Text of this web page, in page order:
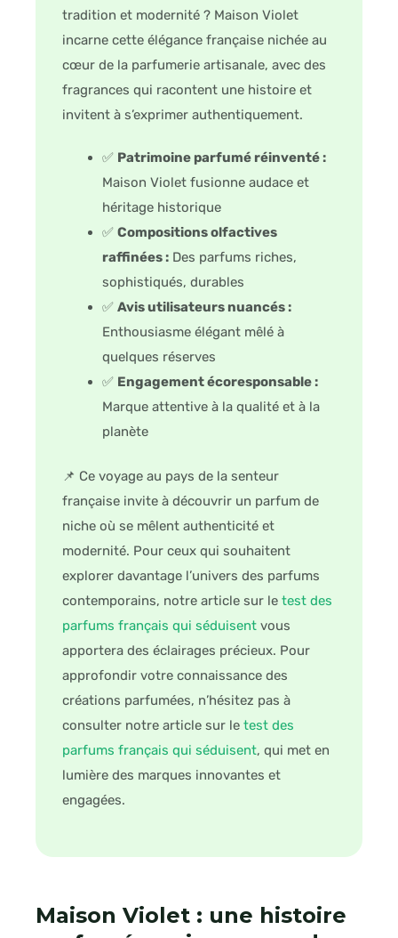
tradition et modernité ? Maison Violet
incarne cette élégance française nichée au
cœur de la parfumerie artisanale, avec des
fragrances qui racontent une histoire et
invitent à s’exprimer authentiquement.
✅ Patrimoine parfumé réinventé :
Maison Violet fusionne audace et
héritage historique
✅ Compositions olfactives
raffinées : Des parfums riches,
sophistiqués, durables
✅ Avis utilisateurs nuancés :
Enthousiasme élégant mêlé à
quelques réserves
✅ Engagement écoresponsable :
Marque attentive à la qualité et à la
planète
📌 Ce voyage au pays de la senteur
française invite à découvrir un parfum de
niche où se mêlent authenticité et
modernité. Pour ceux qui souhaitent
explorer davantage l’univers des parfums
contemporains, notre article sur le test des
parfums français qui séduisent vous
apportera des éclairages précieux. Pour
approfondir votre connaissance des
créations parfumées, n’hésitez pas à
consulter notre article sur le test des
parfums français qui séduisent, qui met en
lumière des marques innovantes et
engagées.
Maison Violet : une histoire